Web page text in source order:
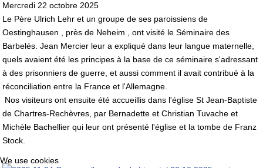
Mercredi 22 octobre 2025
Le Père Ulrich Lehr et un groupe de ses paroissiens de
Oestinghausen , près de Neheim , ont visité le Séminaire des
Barbelés. Jean Mercier leur a expliqué dans leur langue maternelle,
quels avaient été les principes à la base de ce séminaire s'adressant
à des prisonniers de guerre, et aussi comment il avait contribué à la
réconciliation entre la France et l'Allemagne.
Nos visiteurs ont ensuite été accueillis dans l'église St Jean-Baptiste
de Chartres-Rechèvres, par Bernadette et Christian Tuvache et
Michèle Bachellier qui leur ont présenté l'église et la tombe de Franz
Stock.
We use cookies